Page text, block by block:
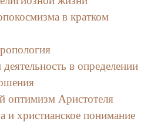
в кратком
в определении
оптимизм Аристотеля
и христианское понимание